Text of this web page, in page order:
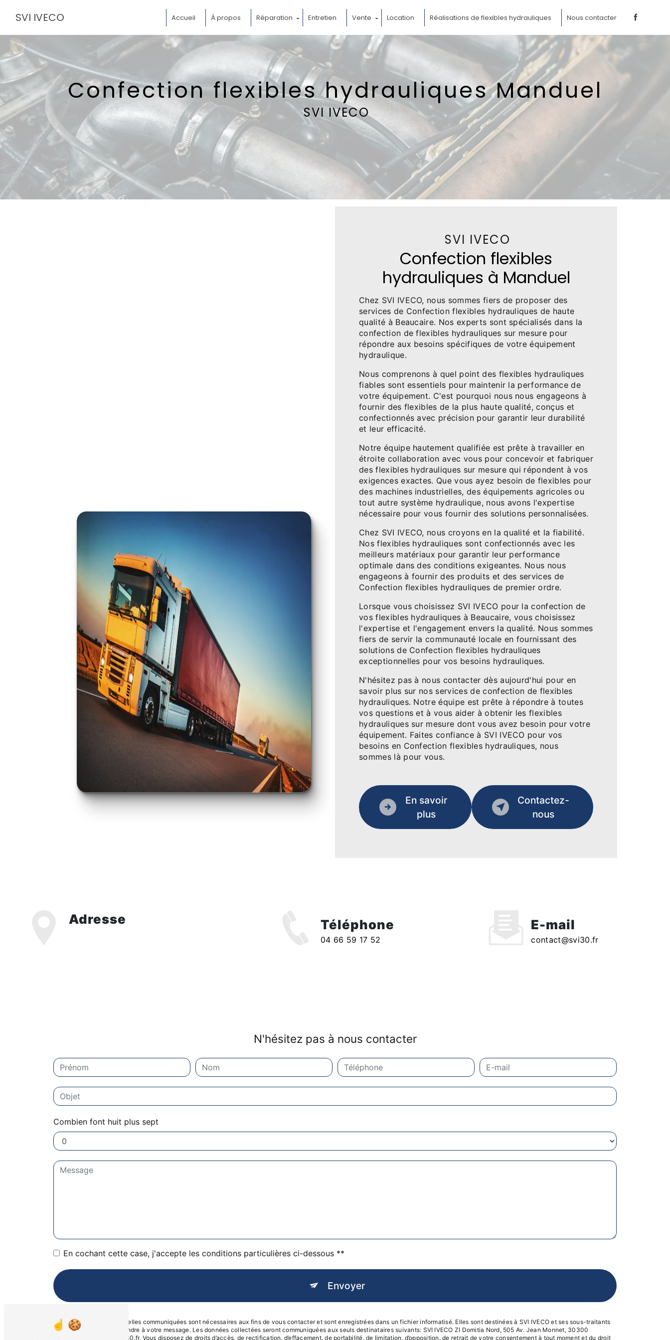
SVI IVECO Accueil À propos Réparation Entretien Vente Location Réalisations de flexibles hydrauliques Nous contacter
Confection flexibles hydrauliques Manduel
SVI IVECO
SVI IVECO
Confection flexibles
hydrauliques à Manduel
Chez SVI IVECO, nous sommes fiers de proposer des
services de Confection flexibles hydrauliques de haute
qualité à Beaucaire. Nos experts sont spécialisés dans la
confection de flexibles hydrauliques sur mesure pour
répondre aux besoins spécifiques de votre équipement
hydraulique.
Nous comprenons à quel point des flexibles hydrauliques
fiables sont essentiels pour maintenir la performance de
votre équipement. C'est pourquoi nous nous engageons à
fournir des flexibles de la plus haute qualité, conçus et
confectionnés avec précision pour garantir leur durabilité
et leur efficacité.
Notre équipe hautement qualifiée est prête à travailler en
étroite collaboration avec vous pour concevoir et fabriquer
des flexibles hydrauliques sur mesure qui répondent à vos
exigences exactes. Que vous ayez besoin de flexibles pour
des machines industrielles, des équipements agricoles ou
tout autre système hydraulique, nous avons l'expertise
nécessaire pour vous fournir des solutions personnalisées.
Chez SVI IVECO, nous croyons en la qualité et la fiabilité.
Nos flexibles hydrauliques sont confectionnés avec les
meilleurs matériaux pour garantir leur performance
optimale dans des conditions exigeantes. Nous nous
engageons à fournir des produits et des services de
Confection flexibles hydrauliques de premier ordre.
Lorsque vous choisissez SVI IVECO pour la confection de
vos flexibles hydrauliques à Beaucaire, vous choisissez
l'expertise et l'engagement envers la qualité. Nous sommes
fiers de servir la communauté locale en fournissant des
solutions de Confection flexibles hydrauliques
exceptionnelles pour vos besoins hydrauliques.
N'hésitez pas à nous contacter dès aujourd'hui pour en
savoir plus sur nos services de confection de flexibles
hydrauliques. Notre équipe est prête à répondre à toutes
vos questions et à vous aider à obtenir les flexibles
hydrauliques sur mesure dont vous avez besoin pour votre
équipement. Faites confiance à SVI IVECO pour vos
besoins en Confection flexibles hydrauliques, nous
sommes là pour vous.
En savoir
plus
Contactez-
nous
Adresse Téléphone
04 66 59 17 52
E-mail
contact@svi30.fr
N'hésitez pas à nous contacter
Combien font huit plus sept
En cochant cette case, j'accepte les conditions particulières ci-dessous **
Envoyer
** Les données personnelles communiquées sont nécessaires aux fins de vous contacter et sont enregistrées dans un fichier informatisé. Elles sont destinées à SVI IVECO et ses sous-traitants
dans le seul but de répondre à votre message. Les données collectées seront communiquées aux seuls destinataires suivants: SVI IVECO ZI Domitia Nord, 505 Av. Jean Monnet, 30300
Beaucaire contact@svi30.fr. Vous disposez de droits d’accès, de rectification, d’effacement, de portabilité, de limitation, d’opposition, de retrait de votre consentement à tout moment et du droit